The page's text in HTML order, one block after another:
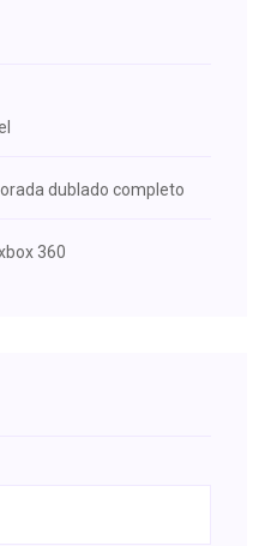
dublado completo
360